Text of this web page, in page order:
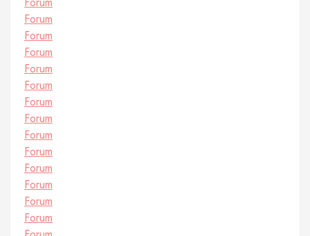
Forum
Forum
Forum
Forum
Forum
Forum
Forum
Forum
Forum
Forum
Forum
Forum
Forum